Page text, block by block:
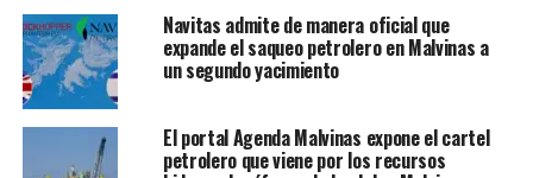
Navitas admite de manera oficial que
expande el saqueo petrolero en Malvinas a
un segundo yacimiento
El portal Agenda Malvinas expone el cartel
petrolero que viene por los recursos